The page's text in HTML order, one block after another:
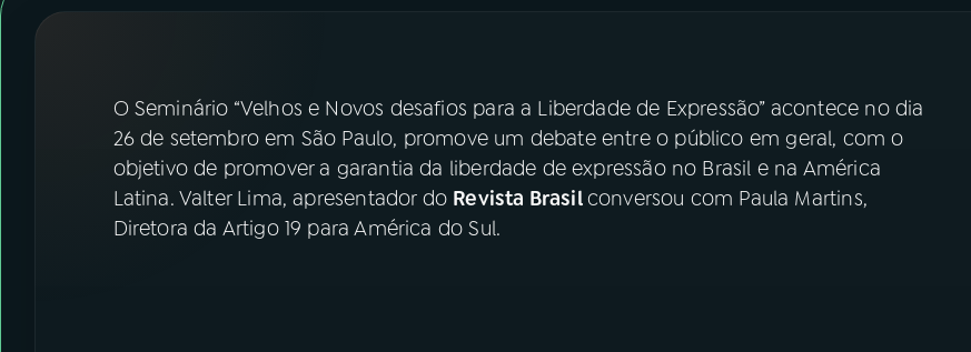
FESTIVAL DE MÚSICA
ACOMPANHE A RÁDIO NACIONAL
Facebook
O Seminário “Velhos e Novos desafios para a Liberdade de Expressão” acontece no dia
26 de setembro em São Paulo, promove um debate entre o público em geral, com o
objetivo de promover a garantia da liberdade de expressão no Brasil e na América
Latina. Valter Lima, apresentador do Revista Brasilconversou com Paula Martins,
Diretora da Artigo 19 para América do Sul.